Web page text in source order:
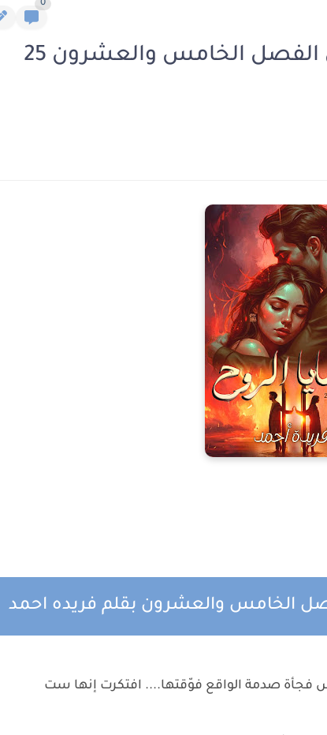
0
رواية مأساة حوريه الجزء الثاني الفصل الخامس والعشرون 25
الخامس والعشرون بقلم فريده احمد
فجأة صدمة الواقع فوّقتها.... افتكرت إنها ست